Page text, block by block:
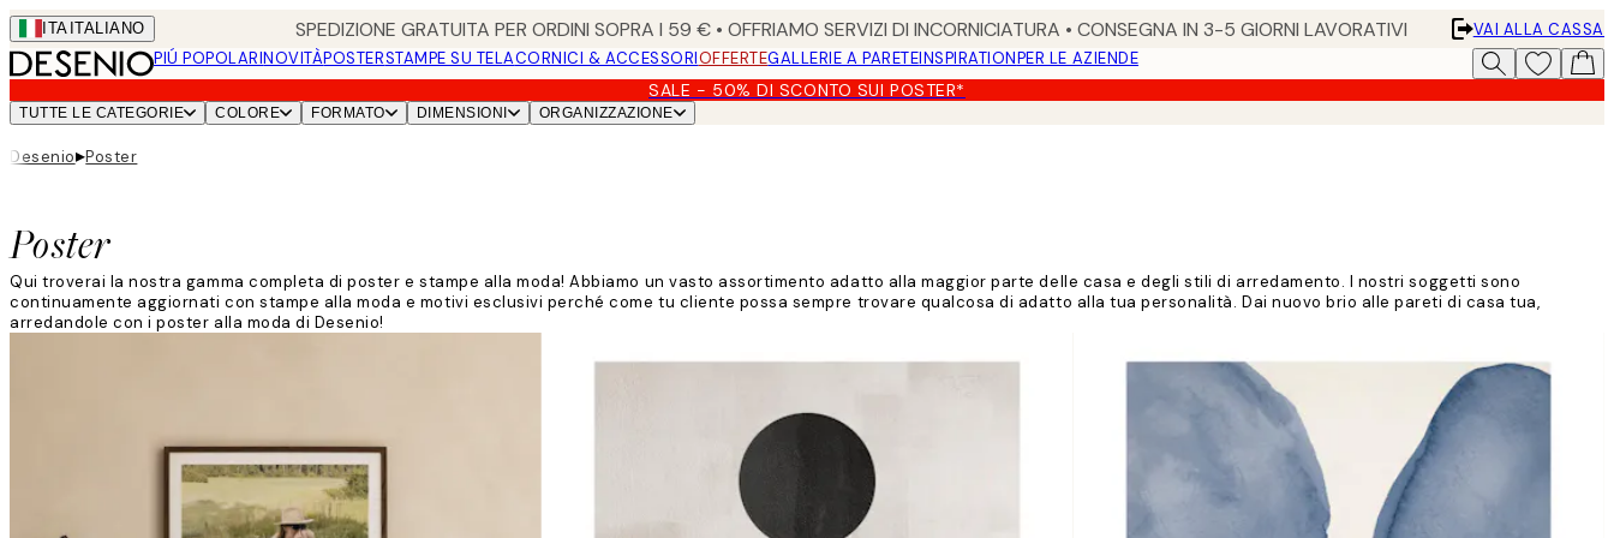
Skip
to
main
content.
ITA ITALIANO SPEDIZIONE GRATUITA PER ORDINI SOPRA I 59 € • OFFRIAMO SERVIZI DI INCORNICIATURA • CONSEGNA IN 3-5 GIORNI LAVORATIVI
VAI ALLA CASSA
PIÚ POPOLARINOVITÀPOSTERSTAMPE SU TELACORNICI & ACCESSORIOFFERTEGALLERIE A PARETEINSPIRATIONPER LE AZIENDE
SALE - 50% DI SCONTO SUI POSTER*
TUTTE LE CATEGORIE COLORE FORMATO DIMENSIONI ORGANIZZAZIONE
Desenio▸Poster
Poster
Qui troverai la nostra gamma completa di poster e stampe alla moda! Abbiamo un vasto assortimento adatto alla maggior parte delle casa e degli stili di arredamento. I nostri soggetti sono
continuamente aggiornati con stampe alla moda e motivi esclusivi perché come tu cliente possa sempre trovare qualcosa di adatto alla tua personalità. Dai nuovo brio alle pareti di casa tua,
arredandole con i poster alla moda di Desenio!